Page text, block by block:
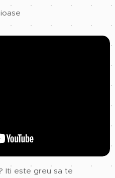
Iti este greu sa te